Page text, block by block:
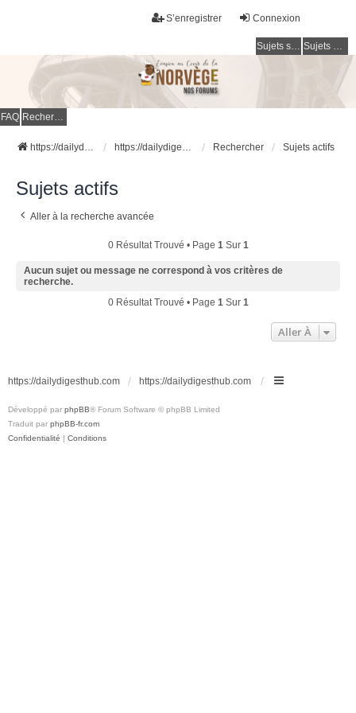
Connexion
S’enregistrer
Sujets sans réponse Sujets actifs
FAQ Rechercher
https://dailydigesthub.com https://dailydigesthub.com Rechercher Sujets actifs
Sujets actifs
Aller à la recherche avancée
0 Résultat Trouvé • Page 1Sur 1
Aucun sujet ou message ne correspond à vos critères de
recherche.
0 Résultat Trouvé • Page 1Sur 1
Aller À
https://dailydigesthub.com https://dailydigesthub.com
Développé par phpBB® Forum Software © phpBB Limited
Traduit par phpBB-fr.com
Confidentialité | Conditions